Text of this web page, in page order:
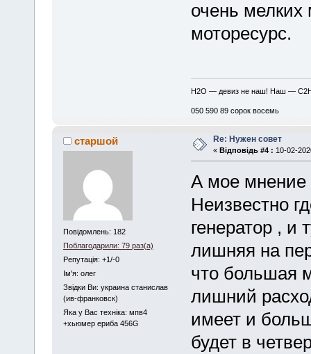
очень мелких
моторесурс.
H2O — девиз не наш! Наш —
050 590 89 сорок восемь
старшой
Повідомлень: 182
Поблагодарили: 79 раз(а)
Репутація: +1/-0
Iм'я: олег
Звідки Ви: украина станислав
(ив-франковск)
Яка у Вас техніка: мпв4
+хьюмер ериба 456G
Re: Нужен совет
« Відповідь #4 : 10-02-
А мое мнение
Неизвестно
генератор , и
лишняя на
что большая
лишний
имеет и
будет в